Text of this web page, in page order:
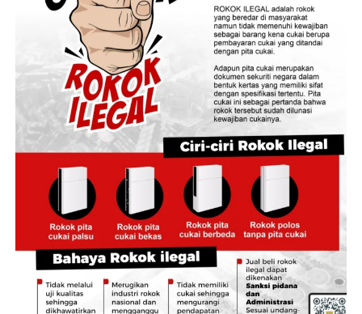
‎”KPK secara proaktif juga akan melakukan pulbaket
(pengumpulan bahan keterangan tambahan) sehingga
laporan aduan masyarakat ini menjadi lebih lengkap,”
katanya.
‎Laporan yang diajukan AMATIR turut menyeret nama
sejumlah pejabat daerah, yakni Gubernur Jambi Al Haris,
Bupati Tebo Agus Rubiyanto, Kepala DPMPTSP
Kabupaten Tebo, Kepala Dinas Lingkungan Hidup dan
Perhubungan Kabupaten Tebo, serta Direktur Utama PT
Mahesa Unggul Dolominda.
‎Ketua Umum AMATIR, Nardo Pasaribu, mengungkapkan
pihaknya menemukan dugaan kejanggalan dalam proses
penerbitan PKKPR Nomor 27022610311509001 atas
nama PT Mahesa Unggul Dolominda.